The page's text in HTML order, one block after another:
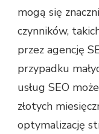
mogą się
czynników,
przez agencję
przypadku
usług SEO
złotych
optymalizację